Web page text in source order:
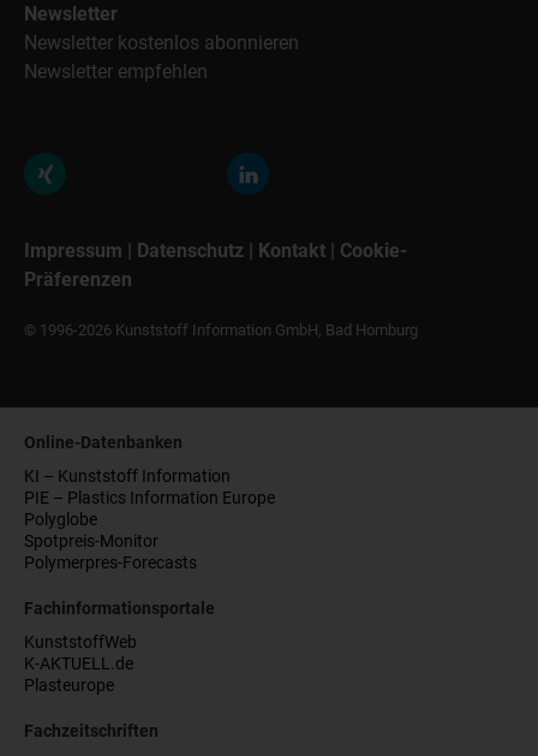
Newsletter
Newsletter kostenlos abonnieren
Newsletter empfehlen
Impressum | Datenschutz | Kontakt | Cookie-
Präferenzen
© 1996-2026 Kunststoff Information GmbH, Bad Homburg
Online-Datenbanken
KI – Kunststoff Information
PIE – Plastics Information Europe
Polyglobe
Spotpreis-Monitor
Polymerpres-Forecasts
Fachinformationsportale
KunststoffWeb
K-AKTUELL.de
Plasteurope
Fachzeitschriften